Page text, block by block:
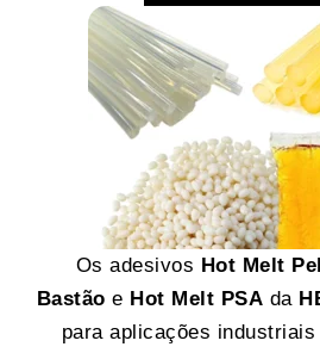
Os adesivos Hot Melt
Bastão e Hot Melt PSA da
para aplicações